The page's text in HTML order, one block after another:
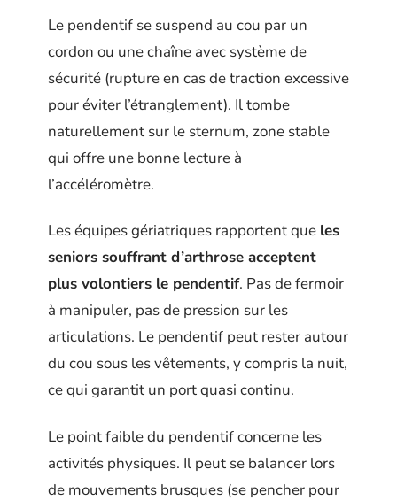
Le pendentif se suspend au cou par un
cordon ou une chaîne avec système de
sécurité (rupture en cas de traction excessive
pour éviter l’étranglement). Il tombe
naturellement sur le sternum, zone stable
qui offre une bonne lecture à
l’accéléromètre.
Les équipes gériatriques rapportent que les
seniors souffrant d’arthrose acceptent
plus volontiers le pendentif. Pas de fermoir
à manipuler, pas de pression sur les
articulations. Le pendentif peut rester autour
du cou sous les vêtements, y compris la nuit,
ce qui garantit un port quasi continu.
Le point faible du pendentif concerne les
activités physiques. Il peut se balancer lors
de mouvements brusques (se pencher pour